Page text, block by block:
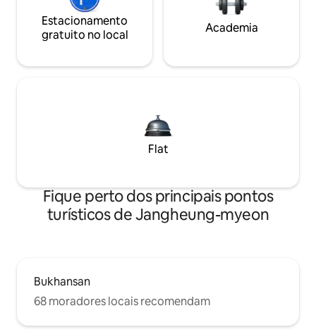
Estacionamento
gratuito no local
Academia
Flat
Fique perto dos principais pontos
turísticos de Jangheung-myeon
Bukhansan
68 moradores locais recomendam